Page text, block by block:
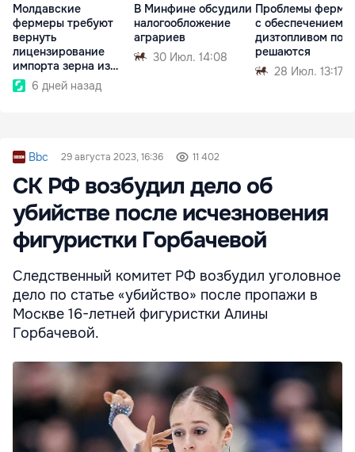
Молдавские
фермеры требуют
вернуть
лицензирование
импорта зерна из
Украины6 дней назад
В Минфине обсудили
налогообложение
аграриев
30 Июл. 14:08
Проблемы
с обеспечением
дизтопливом
решаются
28 Июл. 13:17
Bbc 29 августа 2023, 16:36 11 402
СК РФ возбудил дело об
убийстве после исчезновения
фигуристки Горбачевой
Следственный комитет РФ возбудил уголовное
дело по статье «убийство» после пропажи в
Москве 16-летней фигуристки Алины
Горбачевой.